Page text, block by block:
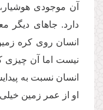
آن موجودی
دارد. جاهای دیگر
انسان روی کره
نیست اما آن چیزی
انسان نسبت به
او از عمر زمین